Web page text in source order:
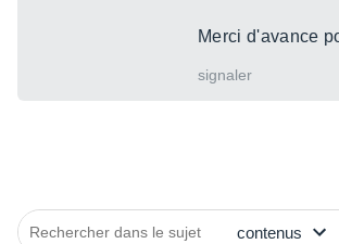
Merci d'avance
signaler